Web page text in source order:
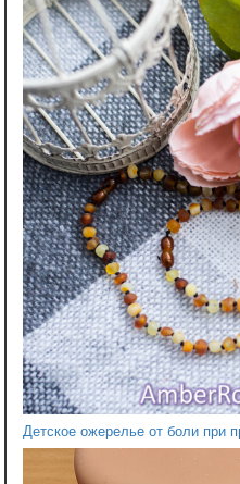
Детское ожерелье от боли при